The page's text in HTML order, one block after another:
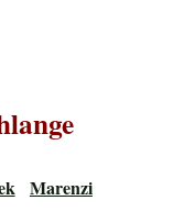
Marenzi